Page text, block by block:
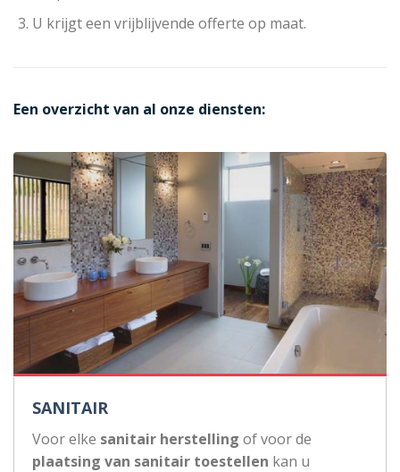
U krijgt een vrijblijvende offerte op maat.
Een overzicht van al onze diensten:
SANITAIR
Voor elke sanitair herstelling of voor de
plaatsing van sanitair toestellen kan u